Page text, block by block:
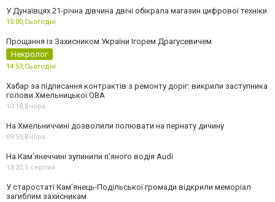
У Дунаївцях 21-річна дівчина двічі обікрала магазин цифрової техніки
15:00,Сьогодні
Прощання із Захисником України Ігорем Драгусевичем
Некролог
14:53,Сьогодні
Хабар за підписання контрактів з ремонту доріг: викрили заступника
голови Хмельницької ОВА
10:18,Вчора
На Хмельниччині дозволили полювати на пернату дичину
09:59,Вчора
На Камʼянеччині зупинили п'яного водія Audi
13:20,5 серпня
У старостаті Кам’янець-Подільської громади відкрили меморіал
загиблим захисникам